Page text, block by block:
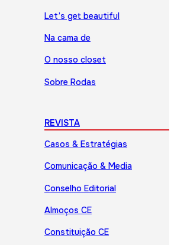
Let’s get beautiful
Na cama de
O nosso closet
Sobre Rodas
REVISTA
Casos & Estratégias
Comunicação & Media
Conselho Editorial
Almoços CE
Constituição CE